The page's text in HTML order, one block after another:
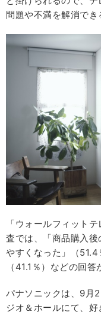
問題や不満を解消でき
「ウォールフィット
査では、「商品購入
やすくなった」（51.4
（41.1％）などの回答
パナソニックは、9月
ジオ＆ホールにて、